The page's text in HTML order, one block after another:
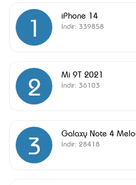
1 iPhone 14
İndir: 339858
2 Mi 9T 2021
İndir: 36103
3 Galaxy Note 4
İndir: 28418